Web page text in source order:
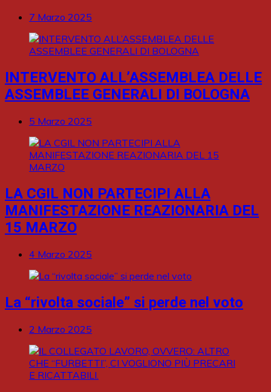
7 Marzo 2025
INTERVENTO ALL’ASSEMBLEA DELLE
ASSEMBLEE GENERALI DI BOLOGNA
5 Marzo 2025
LA CGIL NON PARTECIPI ALLA
MANIFESTAZIONE REAZIONARIA DEL
15 MARZO
4 Marzo 2025
La “rivolta sociale” si perde nel voto
2 Marzo 2025